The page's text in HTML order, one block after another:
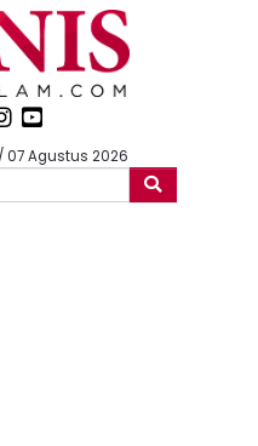
07 Agustus 2026